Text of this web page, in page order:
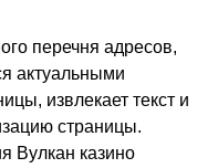
перечня адресов,
актуальными
извлекает текст и
страницы.
Вулкан казино